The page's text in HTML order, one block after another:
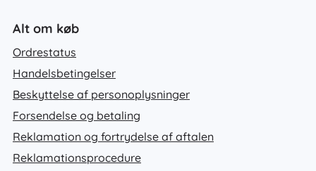
Alt om køb
Ordrestatus
Handelsbetingelser
Beskyttelse af personoplysninger
Forsendelse og betaling
Reklamation og fortrydelse af aftalen
Reklamationsprocedure